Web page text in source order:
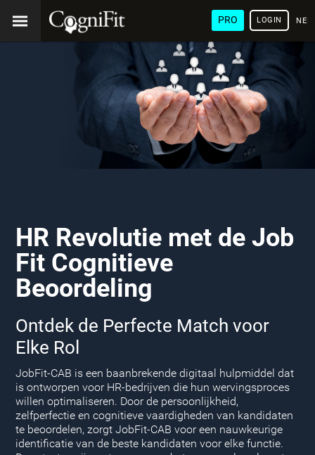
PRO LOGIN
HR Revolutie met de Job
Fit Cognitieve
Beoordeling
Ontdek de Perfecte Match voor
Elke Rol
JobFit-CAB is een baanbrekende digitaal hulpmiddel dat
is ontworpen voor HR-bedrijven die hun wervingsproces
willen optimaliseren. Door de persoonlijkheid,
zelfperfectie en cognitieve vaardigheden van kandidaten
te beoordelen, zorgt JobFit-CAB voor een nauwkeurige
identificatie van de beste kandidaten voor elke functie.